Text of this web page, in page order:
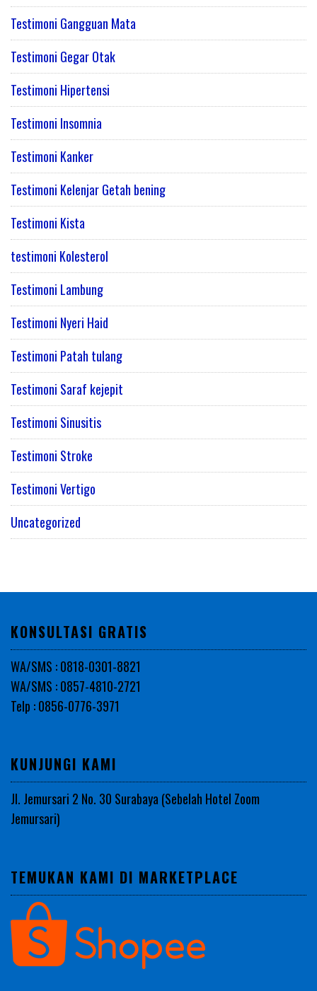
Testimoni Gangguan Mata
Testimoni Gegar Otak
Testimoni Hipertensi
Testimoni Insomnia
Testimoni Kanker
Testimoni Kelenjar Getah bening
Testimoni Kista
testimoni Kolesterol
Testimoni Lambung
Testimoni Nyeri Haid
Testimoni Patah tulang
Testimoni Saraf kejepit
Testimoni Sinusitis
Testimoni Stroke
Testimoni Vertigo
Uncategorized
KONSULTASI GRATIS
WA/SMS : 0818-0301-8821
WA/SMS : 0857-4810-2721
Telp : 0856-0776-3971
KUNJUNGI KAMI
Jl. Jemursari 2 No. 30 Surabaya (Sebelah Hotel Zoom
Jemursari)
TEMUKAN KAMI DI MARKETPLACE